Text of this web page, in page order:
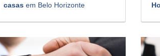
casas em Belo Horizonte